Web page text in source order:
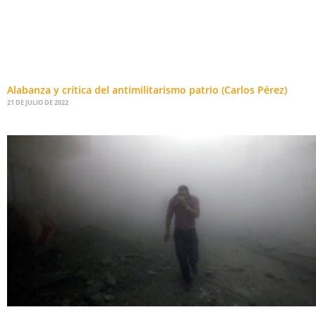
Alabanza y crítica del antimilitarismo patrio (Carlos Pérez)
21 DE JULIO DE 2022